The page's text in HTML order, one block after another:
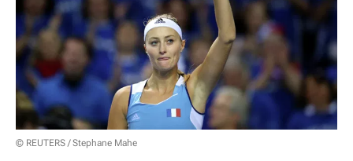
© REUTERS / Stephane Mahe